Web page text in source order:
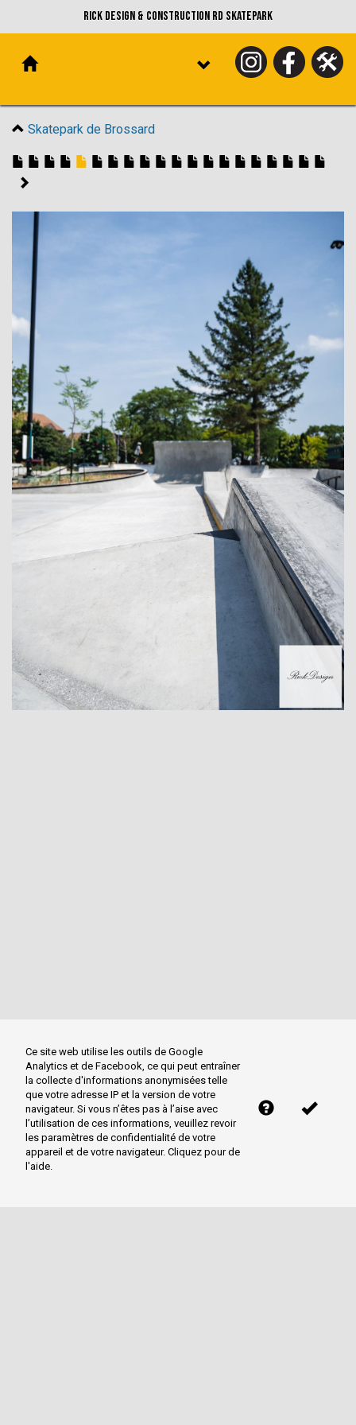
Rick Design & Construction RD Skatepark
Skatepark de Brossard
Ce site web utilise les outils de Google
Analytics et de Facebook, ce qui peut entraîner
la collecte d'informations anonymisées telle
que votre adresse IP et la version de votre
navigateur. Si vous n’êtes pas à l’aise avec
l’utilisation de ces informations, veuillez revoir
les paramètres de confidentialité de votre
appareil et de votre navigateur. Cliquez pour de
l'aide.